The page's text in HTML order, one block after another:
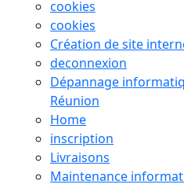
cookies
cookies
Création de site
deconnexion
Dépannage
Réunion
Home
inscription
Livraisons
Maintenance